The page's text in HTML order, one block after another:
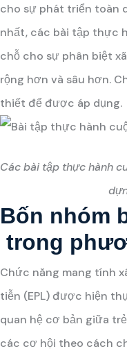
cho sự phát triển toàn
nhất, các bài tập thực
chỗ cho sự phân biệt
rộng hơn và sâu hơn.
thiết để được áp dụng.
Các bài tập thực hành
Bốn nhóm
trong
Chức năng mang tính
tiễn (EPL) được hiện
quan hệ cơ bản giữa
các cơ hội theo cách